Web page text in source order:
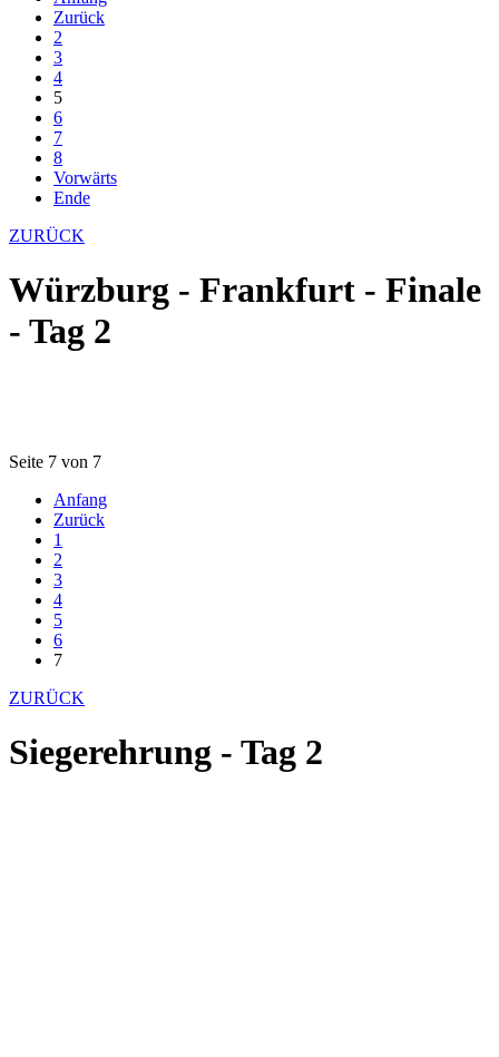
Zurück
2
3
4
5
6
7
8
Vorwärts
Ende
ZURÜCK
Würzburg - Frankfurt - Finale
- Tag 2
Seite 7 von 7
Anfang
Zurück
1
2
3
4
5
6
7
ZURÜCK
Siegerehrung - Tag 2